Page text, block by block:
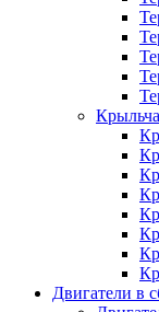
Двигатели в